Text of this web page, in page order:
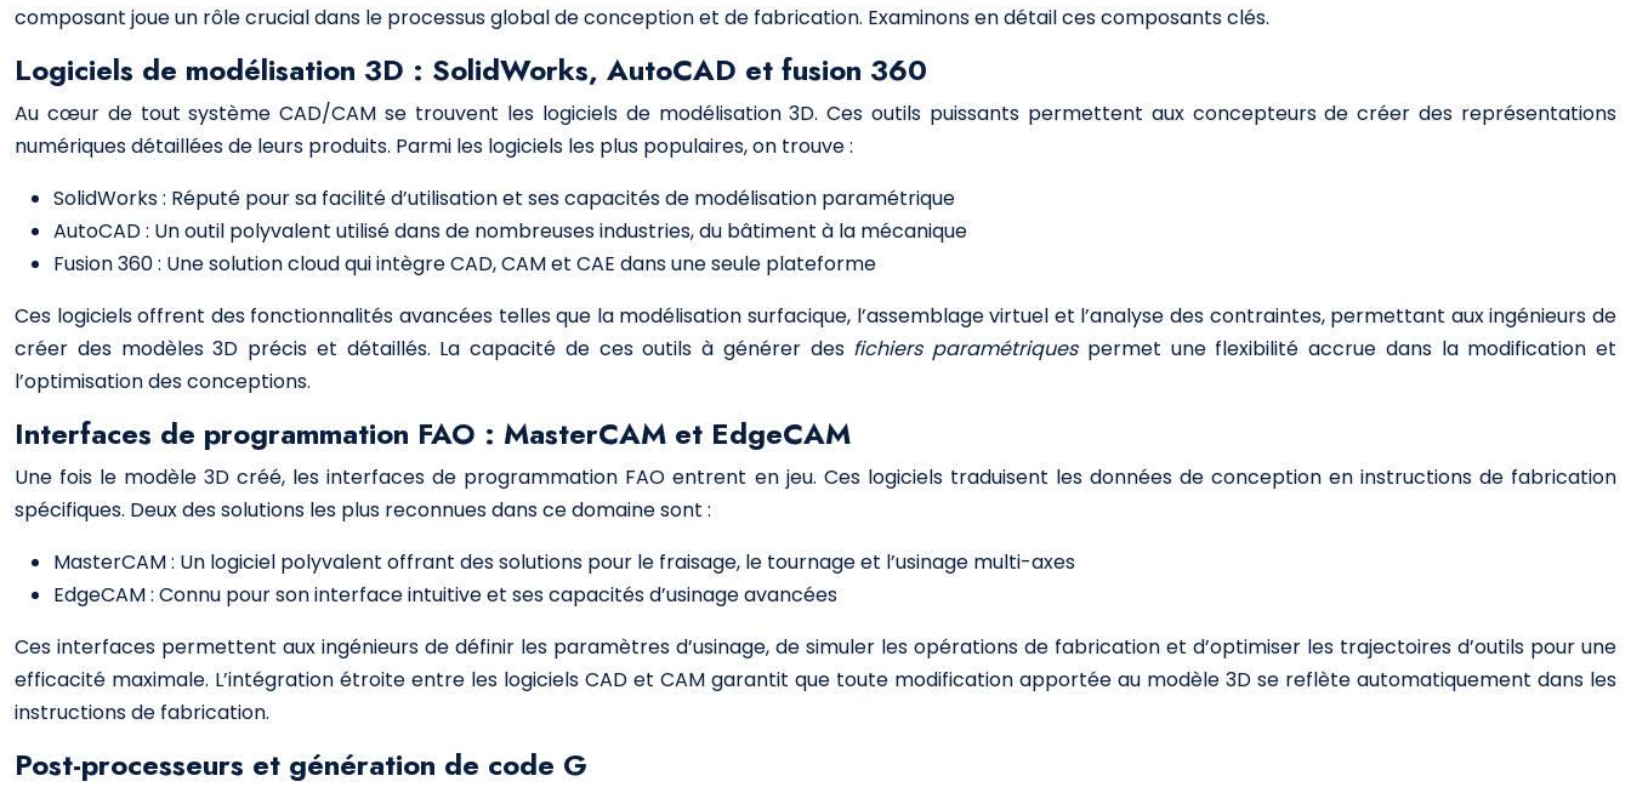
composant joue un rôle crucial dans le processus global de conception et de fabrication. Examinons en détail ces composants clés.
Logiciels de modélisation 3D : SolidWorks, AutoCAD et fusion 360
Au cœur de tout système CAD/CAM se trouvent les logiciels de modélisation 3D. Ces outils puissants permettent aux concepteurs de créer des représentations
numériques détaillées de leurs produits. Parmi les logiciels les plus populaires, on trouve :
SolidWorks : Réputé pour sa facilité d’utilisation et ses capacités de modélisation paramétrique
AutoCAD : Un outil polyvalent utilisé dans de nombreuses industries, du bâtiment à la mécanique
Fusion 360 : Une solution cloud qui intègre CAD, CAM et CAE dans une seule plateforme
Ces logiciels offrent des fonctionnalités avancées telles que la modélisation surfacique, l’assemblage virtuel et l’analyse des contraintes, permettant aux ingénieurs de
créer des modèles 3D précis et détaillés. La capacité de ces outils à générer des fichiers paramétriques permet une flexibilité accrue dans la modification et
l’optimisation des conceptions.
Interfaces de programmation FAO : MasterCAM et EdgeCAM
Une fois le modèle 3D créé, les interfaces de programmation FAO entrent en jeu. Ces logiciels traduisent les données de conception en instructions de fabrication
spécifiques. Deux des solutions les plus reconnues dans ce domaine sont :
MasterCAM : Un logiciel polyvalent offrant des solutions pour le fraisage, le tournage et l’usinage multi-axes
EdgeCAM : Connu pour son interface intuitive et ses capacités d’usinage avancées
Ces interfaces permettent aux ingénieurs de définir les paramètres d’usinage, de simuler les opérations de fabrication et d’optimiser les trajectoires d’outils pour une
efficacité maximale. L’intégration étroite entre les logiciels CAD et CAM garantit que toute modification apportée au modèle 3D se reflète automatiquement dans les
instructions de fabrication.
Post-processeurs et génération de code G